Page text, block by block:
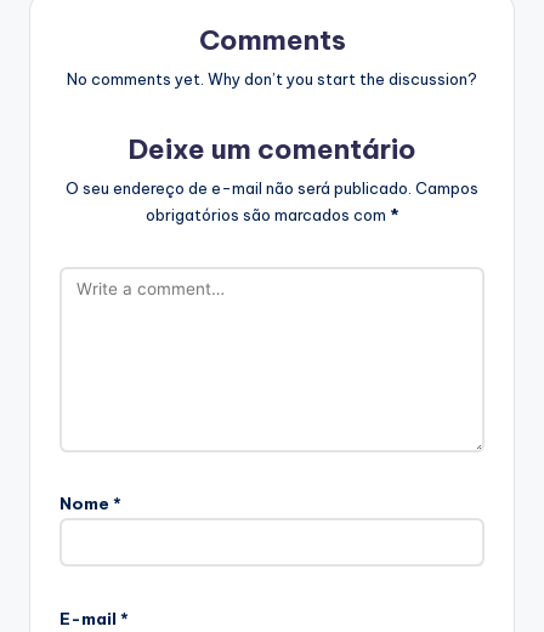
Comments
No comments yet. Why don’t you start the discussion?
Deixe um comentário
O seu endereço de e-mail não será publicado. Campos
obrigatórios são marcados com *
Nome *
E-mail *